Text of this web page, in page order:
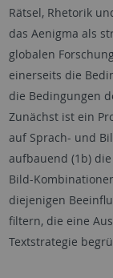
Rätsel, Rhetorik
das Aenigma als
globalen
einerseits die
die Bedingungen
Zunächst ist ein
auf Sprach- und
aufbauend (1b)
Bild-
diejenigen
filtern, die eine
Textstrategie